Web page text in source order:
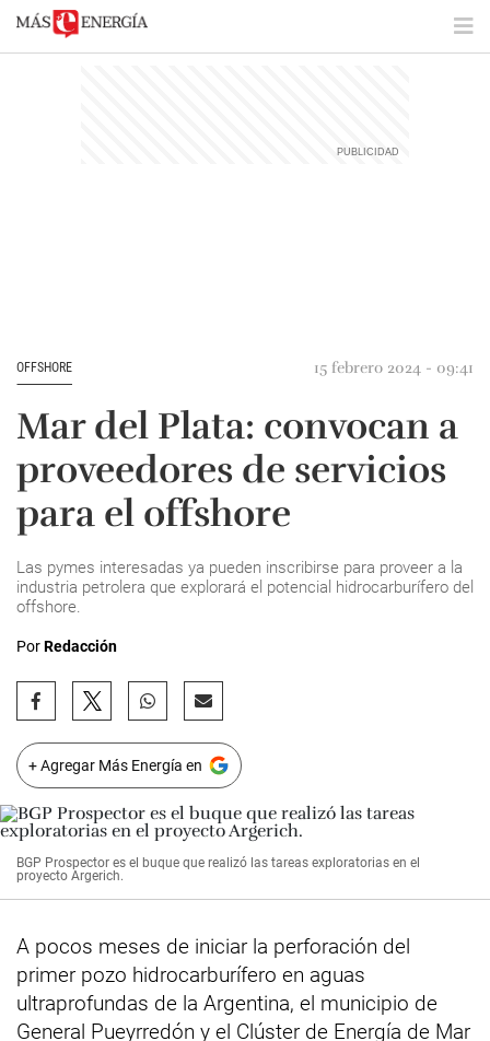
OFFSHORE 15 febrero 2024 - 09:41
Mar del Plata: convocan a
proveedores de servicios
para el offshore
Las pymes interesadas ya pueden inscribirse para proveer a la
industria petrolera que explorará el potencial hidrocarburífero del
offshore.
PorRedacción
+ Agregar Más Energía en
BGP Prospector es el buque que realizó las tareas exploratorias en el
proyecto Argerich.
A pocos meses de iniciar la perforación del
primer pozo hidrocarburífero en aguas
ultraprofundas de la Argentina, el municipio de
General Pueyrredón y el Clúster de Energía de Mar